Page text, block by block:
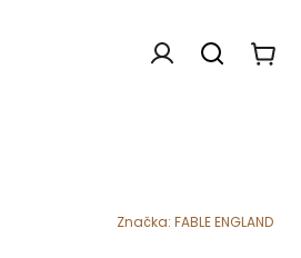
poukazy Chovatelské
Značka: FABLE ENGLAND